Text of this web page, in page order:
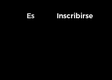
Es Inscribirse